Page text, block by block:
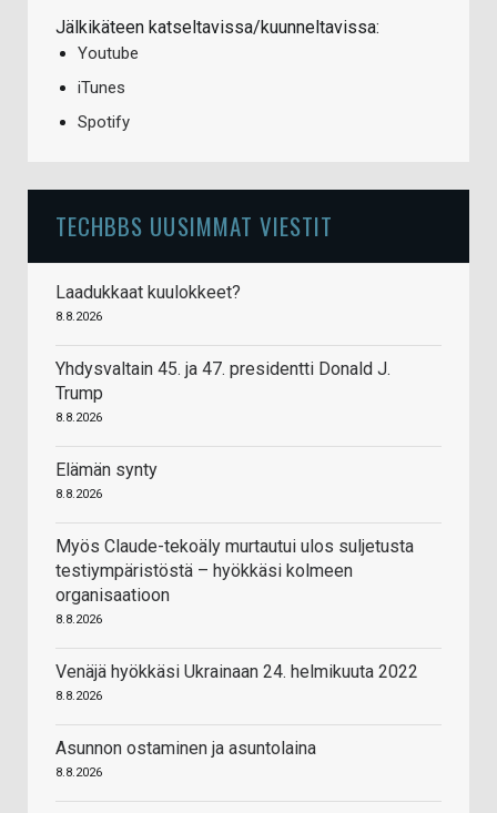
Jälkikäteen katseltavissa/kuunneltavissa:
Youtube
iTunes
Spotify
TECHBBS UUSIMMAT VIESTIT
Laadukkaat kuulokkeet?
8.8.2026
Yhdysvaltain 45. ja 47. presidentti Donald J.
Trump
8.8.2026
Elämän synty
8.8.2026
Myös Claude-tekoäly murtautui ulos suljetusta
testiympäristöstä – hyökkäsi kolmeen
organisaatioon
8.8.2026
Venäjä hyökkäsi Ukrainaan 24. helmikuuta 2022
8.8.2026
Asunnon ostaminen ja asuntolaina
8.8.2026